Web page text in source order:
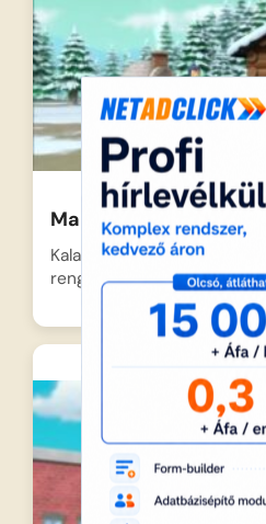
Mancs Őrjárat – A
Kaland-öbölben nagy a
rengeteg ízletes pizza vár